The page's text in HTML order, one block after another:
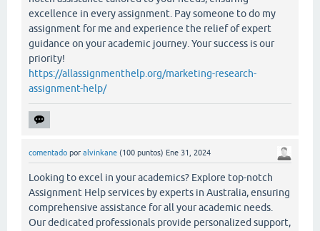
excellence in every assignment. Pay someone to do my
assignment for me and experience the relief of expert
guidance on your academic journey. Your success is our
priority!
https://allassignmenthelp.org/marketing-research-
assignment-help/
comentado por alvinkane (100 puntos) Ene 31, 2024
Looking to excel in your academics? Explore top-notch
Assignment Help services by experts in Australia, ensuring
comprehensive assistance for all your academic needs.
Our dedicated professionals provide personalized support,